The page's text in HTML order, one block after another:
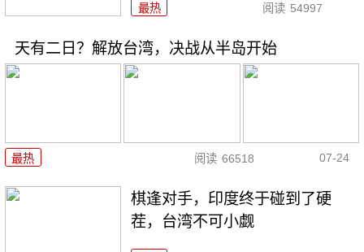
最热 阅读 54997
天有二日？解放台湾，决战从半岛开始
最热 阅读 66518 07-24
棋逢对手，印度终于碰到了硬
茬，台湾不可小觑